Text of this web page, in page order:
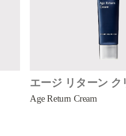
エージ リターン ク
Age Return Cream